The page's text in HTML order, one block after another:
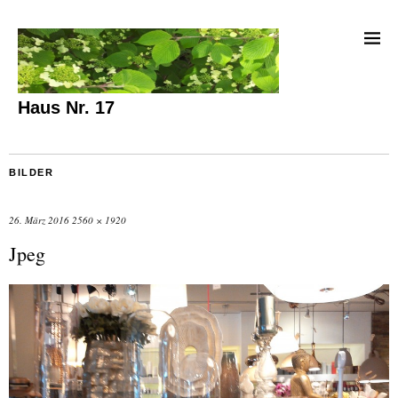
Haus Nr. 17
BILDER
26. März 2016 2560 × 1920
Jpeg